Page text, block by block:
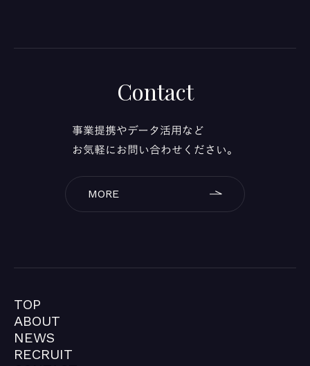
Contact
事業提携やデータ活用など
お気軽にお問い合わせください。
MORE
TOP
TOP
ABOUT
ABOUT
NEWS
NEWS
RECRUIT